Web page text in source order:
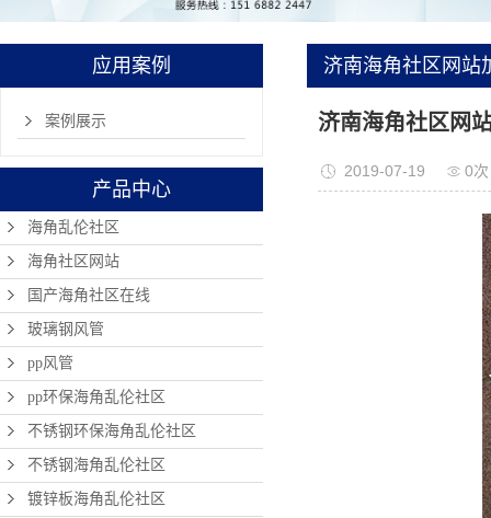
玻璃钢风
pp风管
应用案例
案例展示
产品中心
海角乱伦社区
海角社区网站
国产海角社区在线
玻璃钢风管
pp风管
pp环保海角乱伦社区
不锈钢环保海角乱伦社区
不锈钢海角乱伦社区
镀锌板海角乱伦社区
济南海角社区网站
济南海角社区网
2019-07-19 0次